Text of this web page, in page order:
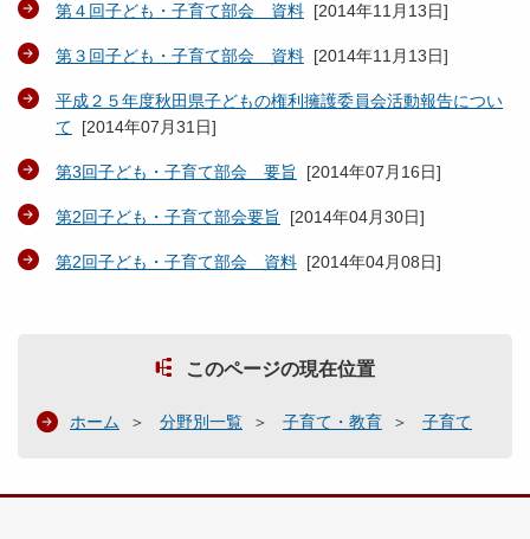
第４回子ども・子育て部会 資料 [2014年11月13日]
第３回子ども・子育て部会 資料 [2014年11月13日]
平成２５年度秋田県子どもの権利擁護委員会活動報告につい
て [2014年07月31日]
第3回子ども・子育て部会 要旨 [2014年07月16日]
第2回子ども・子育て部会要旨 [2014年04月30日]
第2回子ども・子育て部会 資料 [2014年04月08日]
このページの現在位置
ホーム 分野別一覧 子育て・教育 子育て